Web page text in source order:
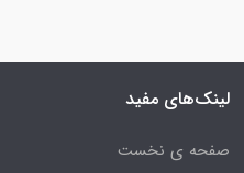
لینک‌های مفید
صفحه ی نخست